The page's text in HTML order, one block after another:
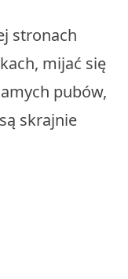
stronach
mijać się
pubów,
skrajnie